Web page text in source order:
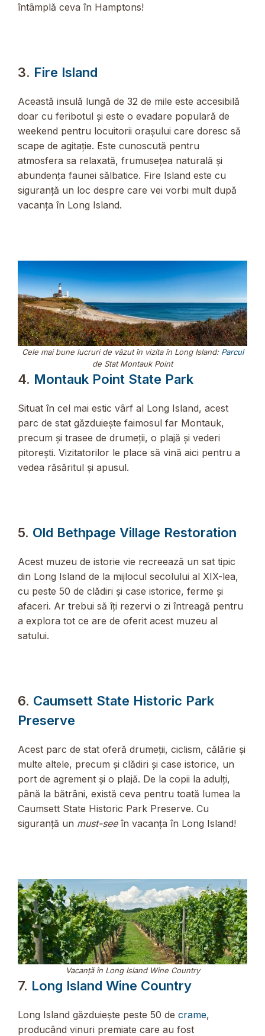
întâmplă ceva în Hamptons!
3. Fire Island
Această insulă lungă de 32 de mile este accesibilă
doar cu feribotul și este o evadare populară de
weekend pentru locuitorii orașului care doresc să
scape de agitație. Este cunoscută pentru
atmosfera sa relaxată, frumusețea naturală și
abundența faunei sălbatice. Fire Island este cu
siguranță un loc despre care vei vorbi mult după
vacanța în Long Island.
Cele mai bune lucruri de văzut în vizita în Long Island: Parcul
de Stat Montauk Point
4. Montauk Point State Park
Situat în cel mai estic vârf al Long Island, acest
parc de stat găzduiește faimosul far Montauk,
precum și trasee de drumeții, o plajă și vederi
pitorești. Vizitatorilor le place să vină aici pentru a
vedea răsăritul și apusul.
5. Old Bethpage Village Restoration
Acest muzeu de istorie vie recreează un sat tipic
din Long Island de la mijlocul secolului al XIX-lea,
cu peste 50 de clădiri și case istorice, ferme și
afaceri. Ar trebui să îți rezervi o zi întreagă pentru
a explora tot ce are de oferit acest muzeu al
satului.
6. Caumsett State Historic Park
Preserve
Acest parc de stat oferă drumeții, ciclism, călărie și
multe altele, precum și clădiri și case istorice, un
port de agrement și o plajă. De la copii la adulți,
până la bătrâni, există ceva pentru toată lumea la
Caumsett State Historic Park Preserve. Cu
siguranță un must-seeîn vacanța în Long Island!
Vacanță în Long Island Wine Country
7. Long Island Wine Country
Long Island găzduiește peste 50 de crame,
producând vinuri premiate care au fost